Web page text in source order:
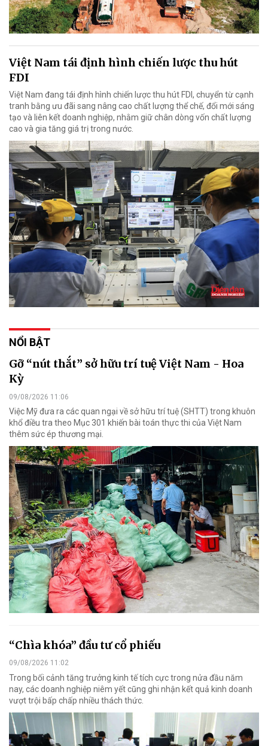
Việt Nam tái định hình chiến lược thu hút
FDI
Việt Nam đang tái định hình chiến lược thu hút FDI, chuyển từ cạnh
tranh bằng ưu đãi sang nâng cao chất lượng thể chế, đổi mới sáng
tạo và liên kết doanh nghiệp, nhằm giữ chân dòng vốn chất lượng
cao và gia tăng giá trị trong nước.
NỔI BẬT
Gỡ “nút thắt” sở hữu trí tuệ Việt Nam - Hoa
Kỳ
09/08/2026 11:06
Việc Mỹ đưa ra các quan ngại về sở hữu trí tuệ (SHTT) trong khuôn
khổ điều tra theo Mục 301 khiến bài toán thực thi của Việt Nam
thêm sức ép thương mại.
“Chìa khóa” đầu tư cổ phiếu
09/08/2026 11:02
Trong bối cảnh tăng trưởng kinh tế tích cực trong nửa đầu năm
nay, các doanh nghiệp niêm yết cũng ghi nhận kết quả kinh doanh
vượt trội bấp chấp nhiều thách thức.